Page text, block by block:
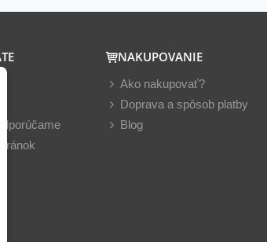
NAKUPOVANIE
Ako nakupovať?
Doprava a spôsob platby
Blog